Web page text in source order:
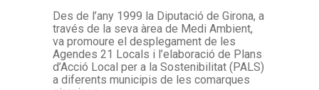
Des de l’any 1999 la Diputació de Girona, a
través de la seva àrea de Medi Ambient,
va promoure el desplegament de les
Agendes 21 Locals i l’elaboració de Plans
d’Acció Local per a la Sostenibilitat (PALS)
a diferents municipis de les comarques